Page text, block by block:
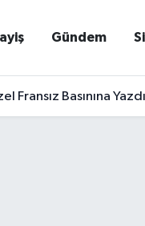
Gündem
Fransız Basınına